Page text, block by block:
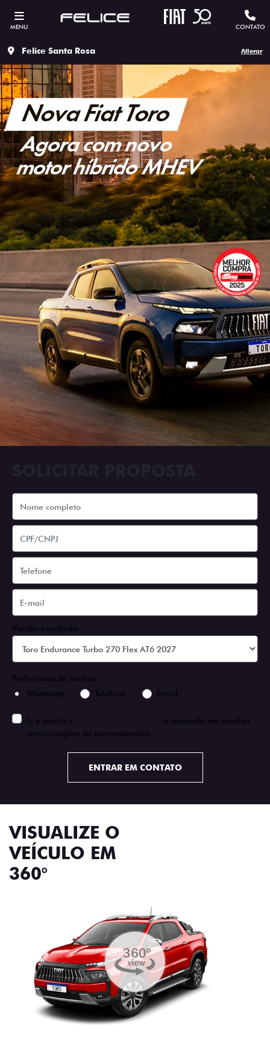
MENU CONTATO
Felice Santa Rosa Alterar
Versão escolhida
Preferência de contato:
Whatsapp
Telefone Email
Li e aceito a
e concordo em receber
comunicações da concessionária.
ENTRAR EM CONTATO
VISUALIZE O
VEÍCULO EM
360°